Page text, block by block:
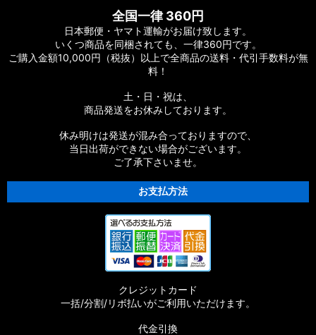
全国一律 360円
日本郵便・ヤマト運輸がお届け致します。
いくつ商品を同梱されても、一律360円です。
ご購入金額10,000円（税抜）以上で全商品の送料・代引手数料が無
料！
土・日・祝は、
商品発送をお休みしております。
休み明けは発送が混み合っておりますので、
当日出荷ができない場合がございます。
ご了承下さいませ。
お支払方法
クレジットカード
一括/分割/リボ払いがご利用いただけます。
代金引換